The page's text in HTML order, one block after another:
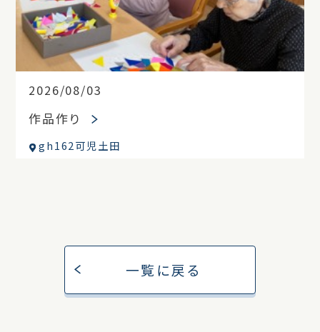
2026/08/03
作品作り
gh162可児土田
一覧に戻る